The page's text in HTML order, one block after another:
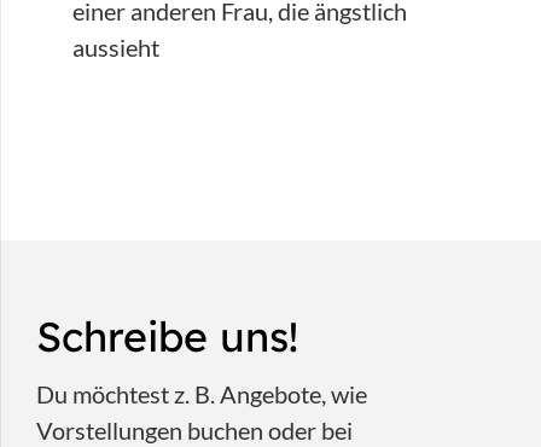
Schreibe uns!
Du möchtest z. B. Angebote, wie
Vorstellungen buchen oder bei